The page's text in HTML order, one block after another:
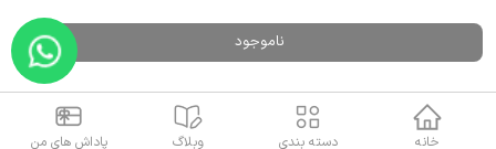
ناموجود
A Pluss
Powered By
خانه دسته بندی وبلاگ پاداش های من